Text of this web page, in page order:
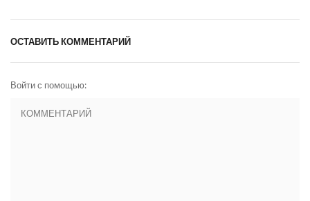
ОСТАВИТЬ КОММЕНТАРИЙ
Войти с помощью: